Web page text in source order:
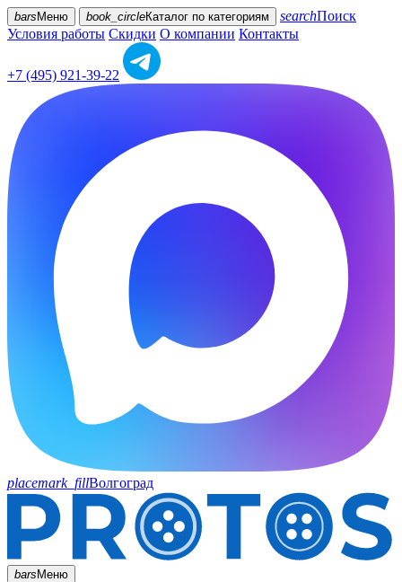
bars Меню book_circleКаталог по категориям searchПоиск
Условия работы Скидки О компании Контакты
+7 (495) 921-39-22
placemark_fillВолгоград
barsМеню